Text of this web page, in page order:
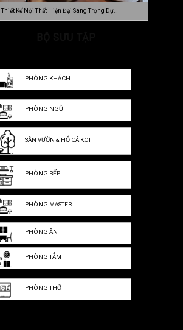
Thiết Kế Nội Thất Hiện Đại Sang Trọng Dự…
PHÒNG KHÁCH
PHÒNG NGỦ
SÂN VƯỜN & HỒ CÁ KOI
PHÒNG BẾP
PHÒNG MASTER
PHÒNG ĂN
PHÒNG TẮM
PHÒNG THỜ